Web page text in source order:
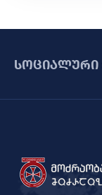
სოციალური